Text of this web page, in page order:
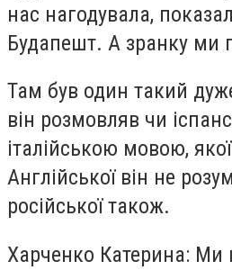
нас нагодувала,
Будапешт. А зранку ми
Там був один такий
він розмовляв чи
італійською мовою,
Англійської він не
російської також.
Харченко Катерина: